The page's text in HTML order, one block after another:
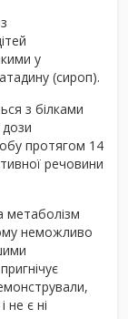
у
(сироп).
з білками
протягом 14
речовини
метаболізм
неможливо
не є ні